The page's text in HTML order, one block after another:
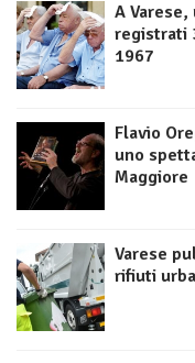
A
registrati
1967
Flavio
uno
Maggiore
Varese
rifiuti